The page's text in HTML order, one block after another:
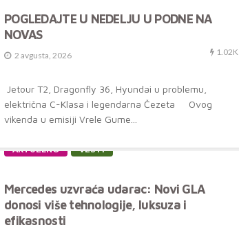
POGLEDAJTE U NEDELJU U PODNE NA
NOVAS
2 avgusta, 2026 1.02K
Jetour T2, Dragonfly 36, Hyundai u problemu,
električna C-Klasa i legendarna Čezeta Ovog
vikenda u emisiji Vrele Gume...
AKTUELNO VESTI
Mercedes uzvraća udarac: Novi GLA
donosi više tehnologije, luksuza i
efikasnosti